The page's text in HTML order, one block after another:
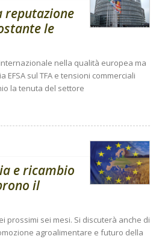
reputazione
le
nella qualità europea ma
EFSA sul TFA e tensioni commerciali
la tenuta del settore
e ricambio
il
prossimi sei mesi. Si discuterà anche di
agroalimentare e futuro della